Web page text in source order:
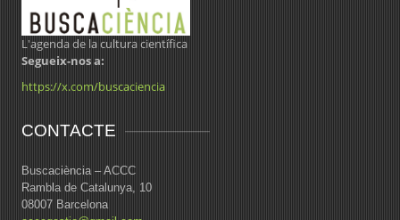
L'agenda de la cultura científica
Segueix-nos a:
https://x.com/buscaciencia
CONTACTE
Buscaciència – ACCC
Rambla de Catalunya, 10
08007 Barcelona